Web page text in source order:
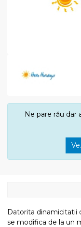
Ne pare rău dar
Datorita dinamicitatii
se modifica de la un